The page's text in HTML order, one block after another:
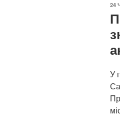
24
У